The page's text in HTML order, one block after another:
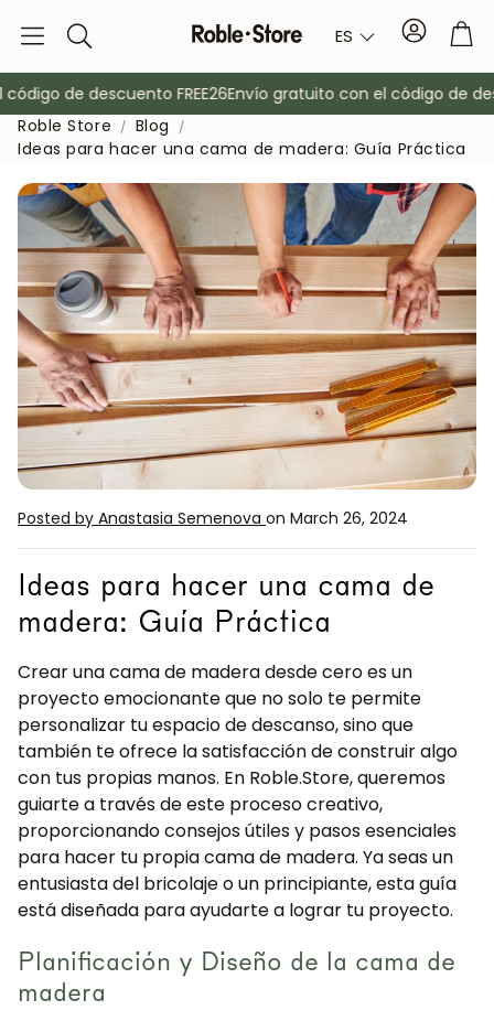
Buscar ES Cuenta
Aparadores
Armarios Mesitas de
Muebles
de descuento FREE26Envío gratuito con el código de
Roble Store
Blog
Ideas para hacer una cama de madera: Guía Práctica
Posted by Anastasia Semenova on March 26, 2024
Ideas para hacer una cama de
madera: Guía Práctica
Crear una cama de madera desde cero es un
proyecto emocionante que no solo te permite
personalizar tu espacio de descanso, sino que
también te ofrece la satisfacción de construir algo
con tus propias manos. En Roble.Store, queremos
guiarte a través de este proceso creativo,
proporcionando consejos útiles y pasos esenciales
para hacer tu propia cama de madera. Ya seas un
entusiasta del bricolaje o un principiante, esta guía
está diseñada para ayudarte a lograr tu proyecto.
Planificación y Diseño de la cama de
madera